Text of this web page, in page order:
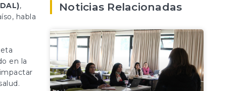
,
habla
en la
Noticias Relacionadas